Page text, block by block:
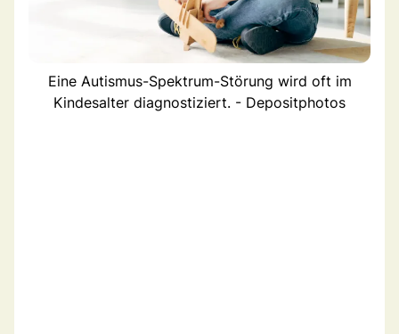
Eine Autismus-Spektrum-Störung wird oft im
Kindesalter diagnostiziert. - Depositphotos